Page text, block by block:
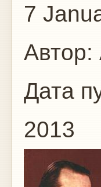
7
Автор:
Дата
2013